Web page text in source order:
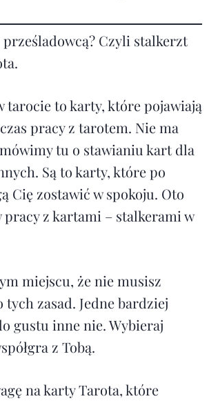
prześladowcą? Czyli stalkerzt
tarocie to karty, które pojawiają
pracy z tarotem. Nie ma
tu o stawianiu kart dla
Są to karty, które po
Cię zostawić w spokoju. Oto
pracy z kartami – stalkerami w
miejscu, że nie musisz
tych zasad. Jedne bardziej
gustu inne nie. Wybieraj
z Tobą.
na karty Tarota, które